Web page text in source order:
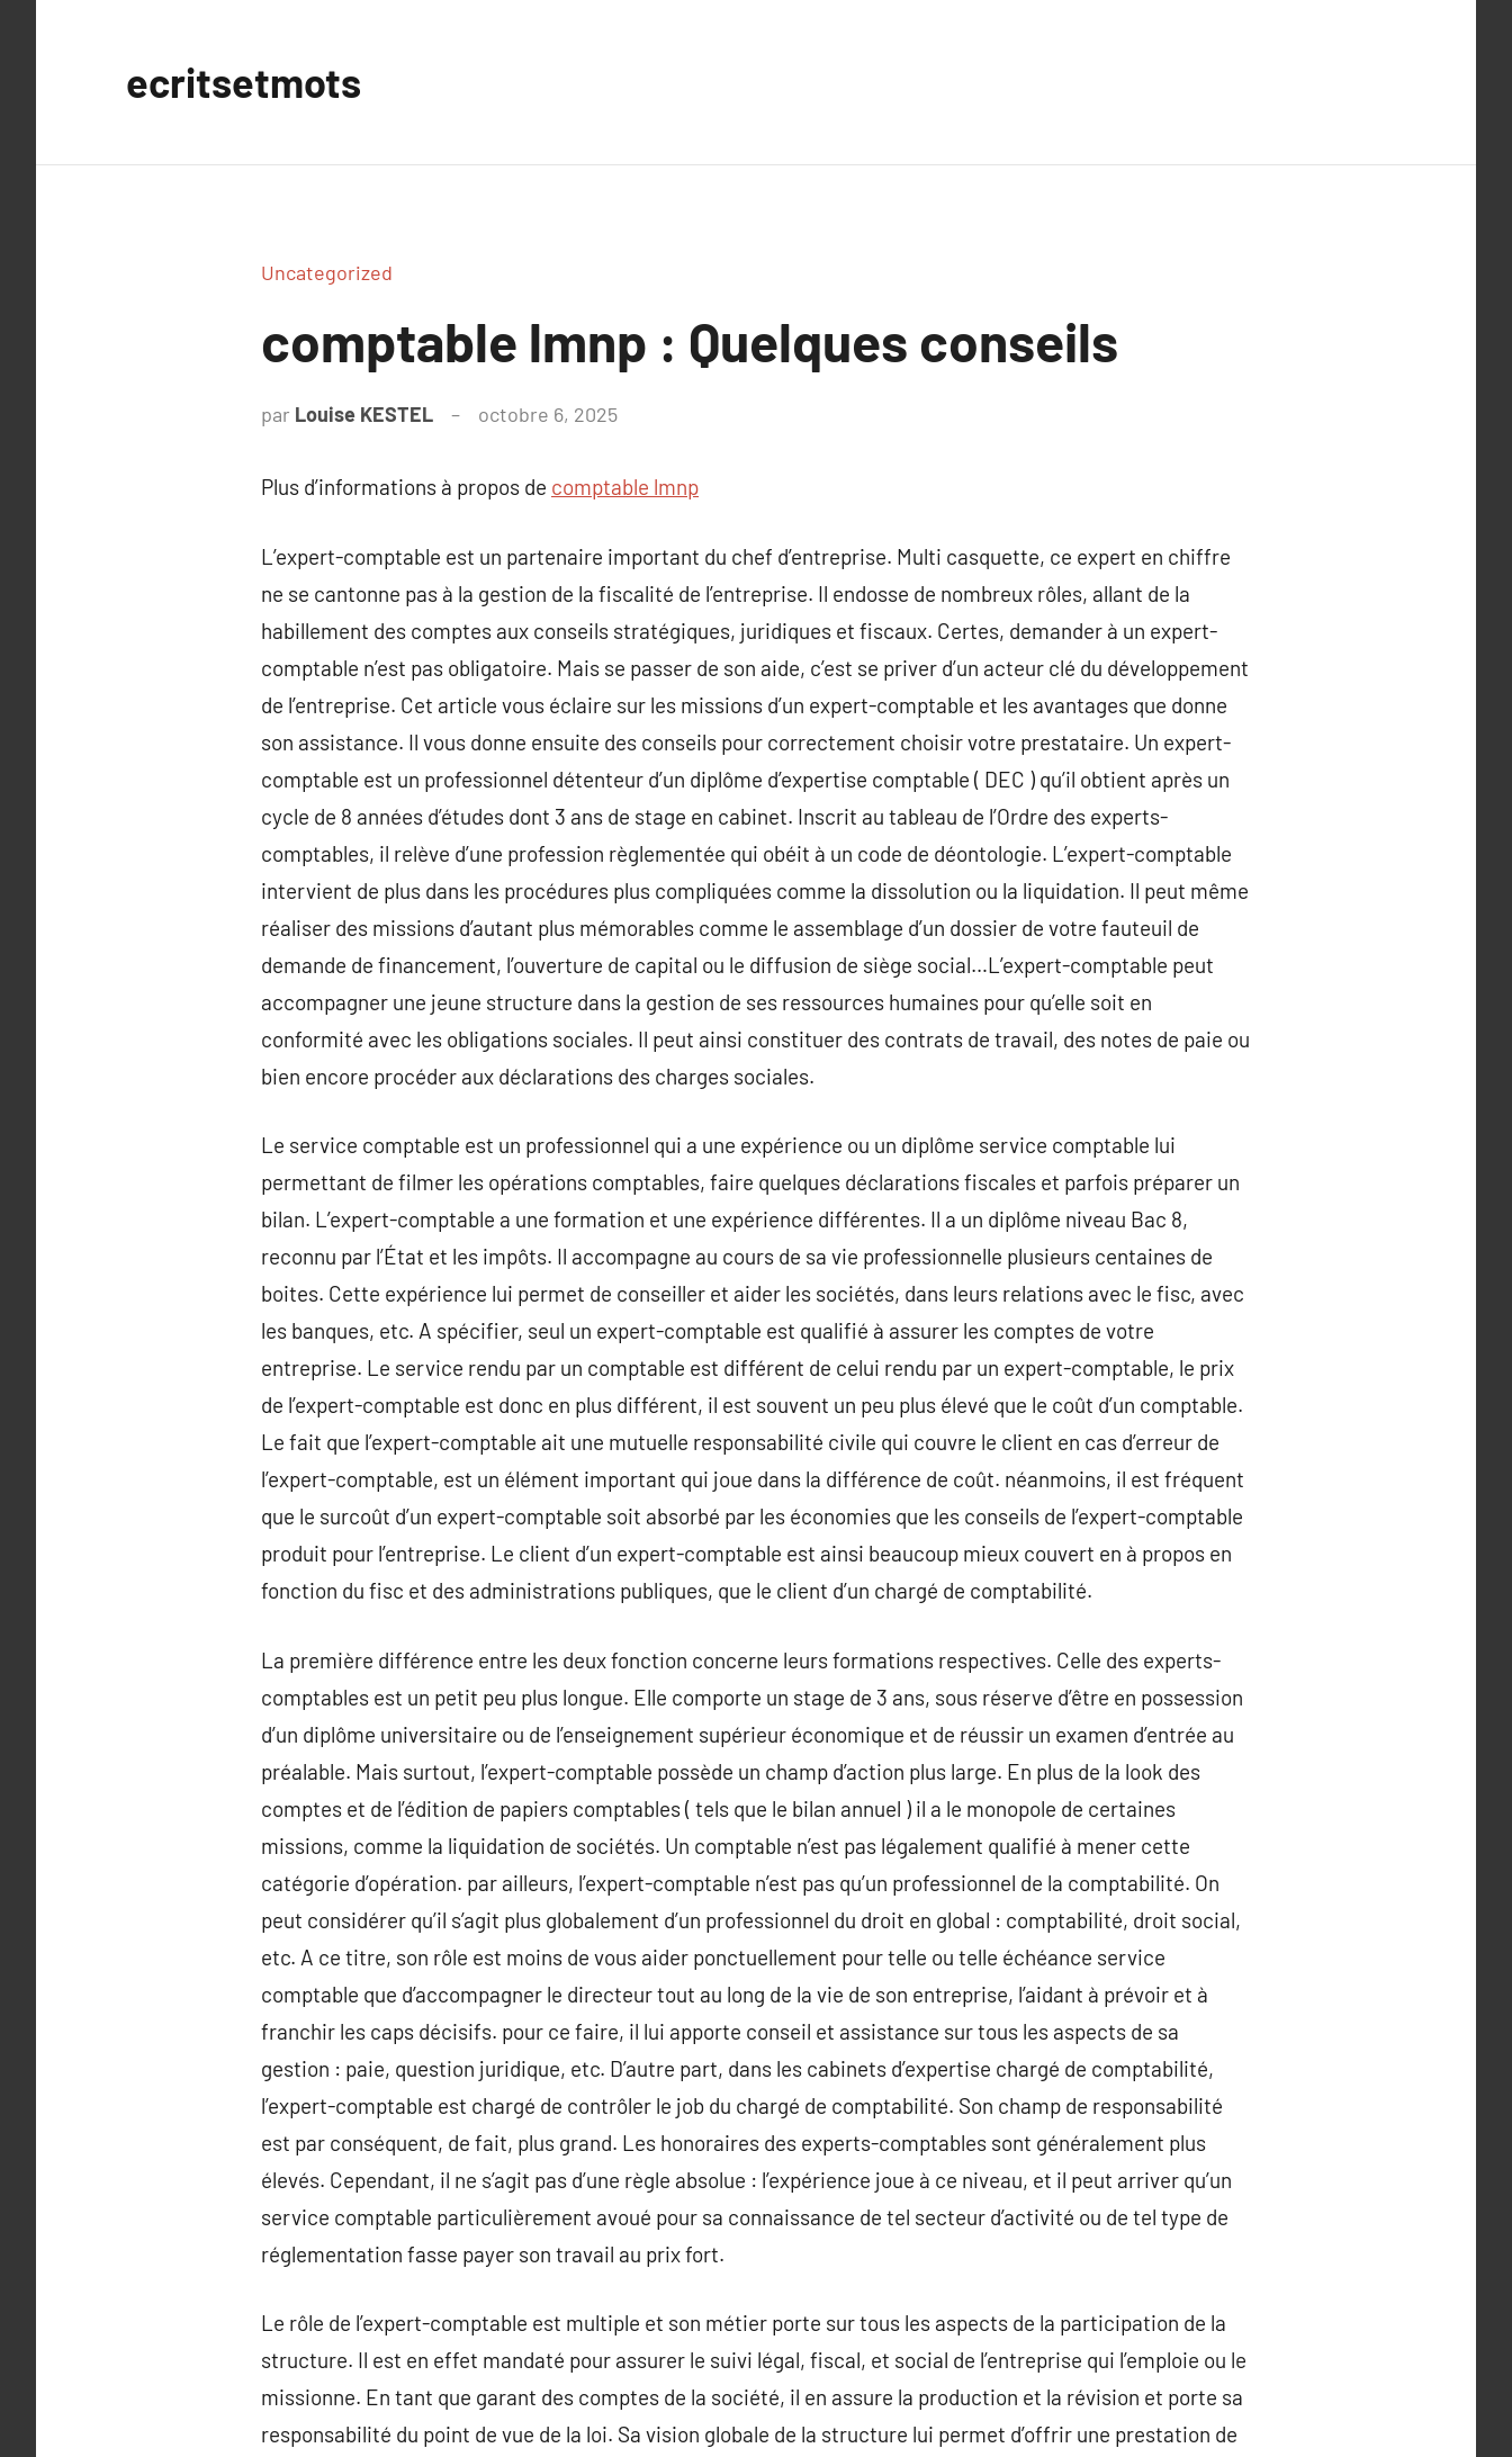
ecritsetmots
Uncategorized
comptable lmnp : Quelques conseils
par Louise KESTEL octobre 6, 2025
Plus d’informations à propos de comptable lmnp
L’expert-comptable est un partenaire important du chef d’entreprise. Multi casquette, ce expert en chiffre
ne se cantonne pas à la gestion de la fiscalité de l’entreprise. Il endosse de nombreux rôles, allant de la
habillement des comptes aux conseils stratégiques, juridiques et fiscaux. Certes, demander à un expert-
comptable n’est pas obligatoire. Mais se passer de son aide, c’est se priver d’un acteur clé du développement
de l’entreprise. Cet article vous éclaire sur les missions d’un expert-comptable et les avantages que donne
son assistance. Il vous donne ensuite des conseils pour correctement choisir votre prestataire. Un expert-
comptable est un professionnel détenteur d’un diplôme d’expertise comptable ( DEC ) qu’il obtient après un
cycle de 8 années d’études dont 3 ans de stage en cabinet. Inscrit au tableau de l’Ordre des experts-
comptables, il relève d’une profession règlementée qui obéit à un code de déontologie. L’expert-comptable
intervient de plus dans les procédures plus compliquées comme la dissolution ou la liquidation. Il peut même
réaliser des missions d’autant plus mémorables comme le assemblage d’un dossier de votre fauteuil de
demande de financement, l’ouverture de capital ou le diffusion de siège social…L’expert-comptable peut
accompagner une jeune structure dans la gestion de ses ressources humaines pour qu’elle soit en
conformité avec les obligations sociales. Il peut ainsi constituer des contrats de travail, des notes de paie ou
bien encore procéder aux déclarations des charges sociales.
Le service comptable est un professionnel qui a une expérience ou un diplôme service comptable lui
permettant de filmer les opérations comptables, faire quelques déclarations fiscales et parfois préparer un
bilan. L’expert-comptable a une formation et une expérience différentes. Il a un diplôme niveau Bac 8,
reconnu par l’État et les impôts. Il accompagne au cours de sa vie professionnelle plusieurs centaines de
boites. Cette expérience lui permet de conseiller et aider les sociétés, dans leurs relations avec le fisc, avec
les banques, etc. A spécifier, seul un expert-comptable est qualifié à assurer les comptes de votre
entreprise. Le service rendu par un comptable est différent de celui rendu par un expert-comptable, le prix
de l’expert-comptable est donc en plus différent, il est souvent un peu plus élevé que le coût d’un comptable.
Le fait que l’expert-comptable ait une mutuelle responsabilité civile qui couvre le client en cas d’erreur de
l’expert-comptable, est un élément important qui joue dans la différence de coût. néanmoins, il est fréquent
que le surcoût d’un expert-comptable soit absorbé par les économies que les conseils de l’expert-comptable
produit pour l’entreprise. Le client d’un expert-comptable est ainsi beaucoup mieux couvert en à propos en
fonction du fisc et des administrations publiques, que le client d’un chargé de comptabilité.
La première différence entre les deux fonction concerne leurs formations respectives. Celle des experts-
comptables est un petit peu plus longue. Elle comporte un stage de 3 ans, sous réserve d’être en possession
d’un diplôme universitaire ou de l’enseignement supérieur économique et de réussir un examen d’entrée au
préalable. Mais surtout, l’expert-comptable possède un champ d’action plus large. En plus de la look des
comptes et de l’édition de papiers comptables ( tels que le bilan annuel ) il a le monopole de certaines
missions, comme la liquidation de sociétés. Un comptable n’est pas légalement qualifié à mener cette
catégorie d’opération. par ailleurs, l’expert-comptable n’est pas qu’un professionnel de la comptabilité. On
peut considérer qu’il s’agit plus globalement d’un professionnel du droit en global : comptabilité, droit social,
etc. A ce titre, son rôle est moins de vous aider ponctuellement pour telle ou telle échéance service
comptable que d’accompagner le directeur tout au long de la vie de son entreprise, l’aidant à prévoir et à
franchir les caps décisifs. pour ce faire, il lui apporte conseil et assistance sur tous les aspects de sa
gestion : paie, question juridique, etc. D’autre part, dans les cabinets d’expertise chargé de comptabilité,
l’expert-comptable est chargé de contrôler le job du chargé de comptabilité. Son champ de responsabilité
est par conséquent, de fait, plus grand. Les honoraires des experts-comptables sont généralement plus
élevés. Cependant, il ne s’agit pas d’une règle absolue : l’expérience joue à ce niveau, et il peut arriver qu’un
service comptable particulièrement avoué pour sa connaissance de tel secteur d’activité ou de tel type de
réglementation fasse payer son travail au prix fort.
Le rôle de l’expert-comptable est multiple et son métier porte sur tous les aspects de la participation de la
structure. Il est en effet mandaté pour assurer le suivi légal, fiscal, et social de l’entreprise qui l’emploie ou le
missionne. En tant que garant des comptes de la société, il en assure la production et la révision et porte sa
responsabilité du point de vue de la loi. Sa vision globale de la structure lui permet d’offrir une prestation de